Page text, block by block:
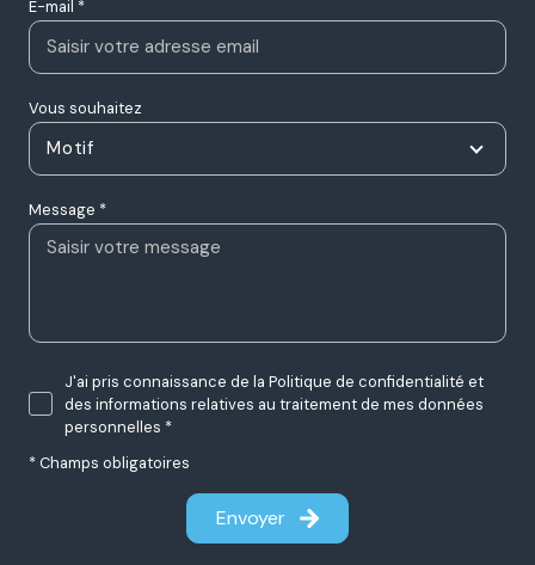
E-mail *
Vous souhaitez
Motif
Message *
J'ai pris connaissance de la Politique de confidentialité et
des informations relatives au traitement de mes données
personnelles *
* Champs obligatoires
Envoyer